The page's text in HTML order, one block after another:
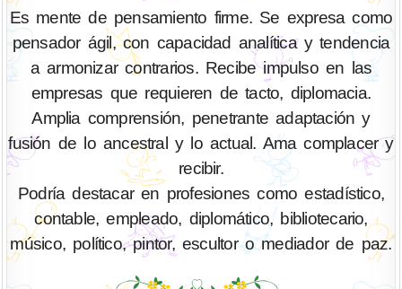
Es mente de pensamiento firme. Se expresa como
pensador ágil, con capacidad analítica y tendencia
a armonizar contrarios. Recibe impulso en las
empresas que requieren de tacto, diplomacia.
Amplia comprensión, penetrante adaptación y
fusión de lo ancestral y lo actual. Ama complacer y
recibir.
Podría destacar en profesiones como estadístico,
contable, empleado, diplomático, bibliotecario,
músico, político, pintor, escultor o mediador de paz.